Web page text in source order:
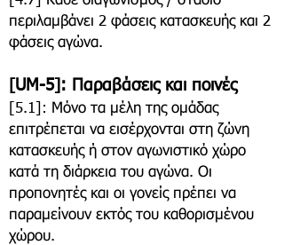
περιλαμβάνει 2 φάσεις κατασκευής και 2
φάσεις αγώνα.
[UM-5]: Παραβάσεις και ποινές
[5.1]: Μόνο τα μέλη της ομάδας
επιτρέπεται να εισέρχονται στη ζώνη
κατασκευής ή στον αγωνιστικό χώρο
κατά τη διάρκεια του αγώνα. Οι
προπονητές και οι γονείς πρέπει να
παραμείνουν εκτός του καθορισμένου
χώρου.